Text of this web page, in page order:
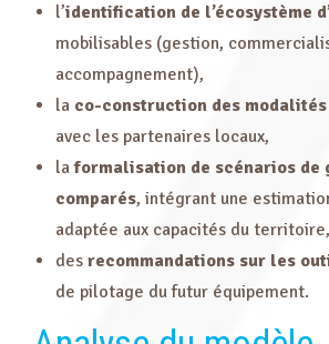
l’identification de l’écosystème
mobilisables (gestion,
accompagnement),
la co-construction des
avec les partenaires locaux,
laformalisation de scénarios de
comparés, intégrant une
adaptée aux capacités du territoire,
des recommandations sur les
de pilotage du futur équipement.